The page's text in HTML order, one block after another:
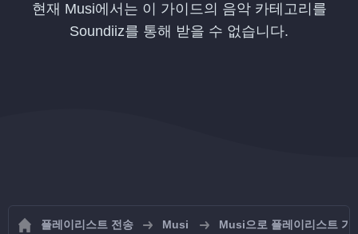
현재 Musi에서는 이 가이드의 음악 카테고리를
Soundiiz를 통해 받을 수 없습니다.
플레이리스트 전송 Musi Musi으로 플레이리스트 가